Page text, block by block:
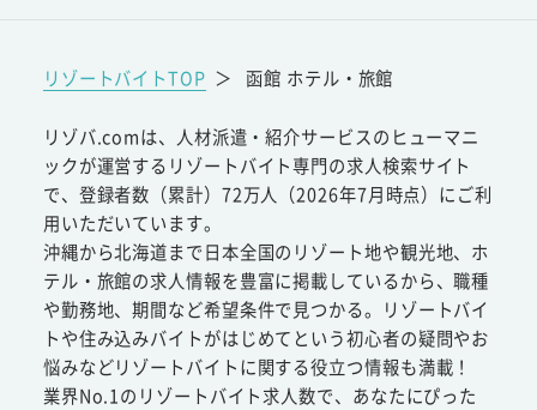
リゾートバイトTOP ＞ 函館 ホテル・旅館
リゾバ.comは、人材派遣・紹介サービスのヒューマニ
ックが運営するリゾートバイト専門の求人検索サイト
で、登録者数（累計）72万人（2026年7月時点）にご利
用いただいています。
沖縄から北海道まで日本全国のリゾート地や観光地、ホ
テル・旅館の求人情報を豊富に掲載しているから、職種
や勤務地、期間など希望条件で見つかる。リゾートバイ
トや住み込みバイトがはじめてという初心者の疑問やお
悩みなどリゾートバイトに関する役立つ情報も満載！
業界No.1のリゾートバイト求人数で、あなたにぴった